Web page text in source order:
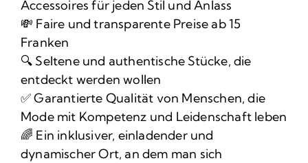
Accessoires für jeden Stil und Anlass
💸 Faire und transparente Preise ab 15
Franken
🔍 Seltene und authentische Stücke, die
entdeckt werden wollen
✅ Garantierte Qualität von Menschen, die
Mode mit Kompetenz und Leidenschaft leben
🌈 Ein inklusiver, einladender und
dynamischer Ort, an dem man sich